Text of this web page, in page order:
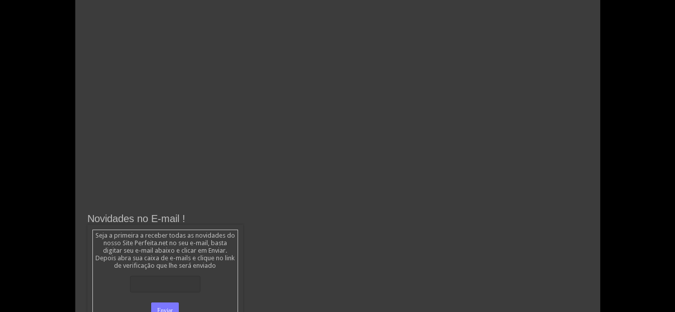
Novidades no E-mail !
Seja a primeira a receber todas as novidades do
nosso Site Perfeita.net no seu e-mail, basta
digitar seu e-mail abaixo e clicar em Enviar.
Depois abra sua caixa de e-mails e clique no link
de verificação que lhe será enviado